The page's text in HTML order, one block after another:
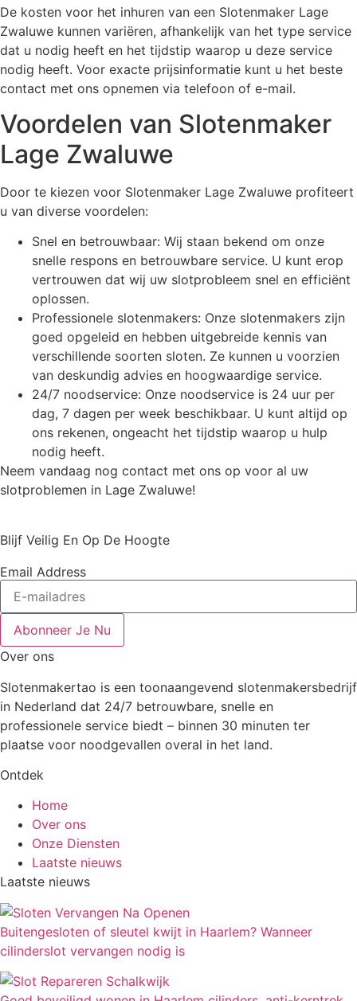
De kosten voor het inhuren van een Slotenmaker Lage
Zwaluwe kunnen variëren, afhankelijk van het type service
dat u nodig heeft en het tijdstip waarop u deze service
nodig heeft. Voor exacte prijsinformatie kunt u het beste
contact met ons opnemen via telefoon of e-mail.
Voordelen van Slotenmaker
Lage Zwaluwe
Door te kiezen voor Slotenmaker Lage Zwaluwe profiteert
u van diverse voordelen:
Snel en betrouwbaar: Wij staan bekend om onze
snelle respons en betrouwbare service. U kunt erop
vertrouwen dat wij uw slotprobleem snel en efficiënt
oplossen.
Professionele slotenmakers: Onze slotenmakers zijn
goed opgeleid en hebben uitgebreide kennis van
verschillende soorten sloten. Ze kunnen u voorzien
van deskundig advies en hoogwaardige service.
24/7 noodservice: Onze noodservice is 24 uur per
dag, 7 dagen per week beschikbaar. U kunt altijd op
ons rekenen, ongeacht het tijdstip waarop u hulp
nodig heeft.
Neem vandaag nog contact met ons op voor al uw
slotproblemen in Lage Zwaluwe!
Blijf Veilig En Op De Hoogte
Email Address
Abonneer Je Nu
Over ons
Slotenmakertao is een toonaangevend slotenmakersbedrijf
in Nederland dat 24/7 betrouwbare, snelle en
professionele service biedt – binnen 30 minuten ter
plaatse voor noodgevallen overal in het land.
Ontdek
Home
Over ons
Onze Diensten
Laatste nieuws
Laatste nieuws
Buitengesloten of sleutel kwijt in Haarlem? Wanneer
cilinderslot vervangen nodig is